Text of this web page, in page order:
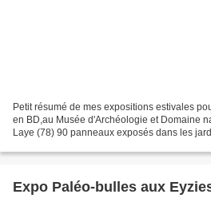
Petit résumé de mes expositions estivales
en BD,au Musée d'Archéologie et Domaine
Laye (78) 90 panneaux exposés dans les
Expo Paléo-bulles aux